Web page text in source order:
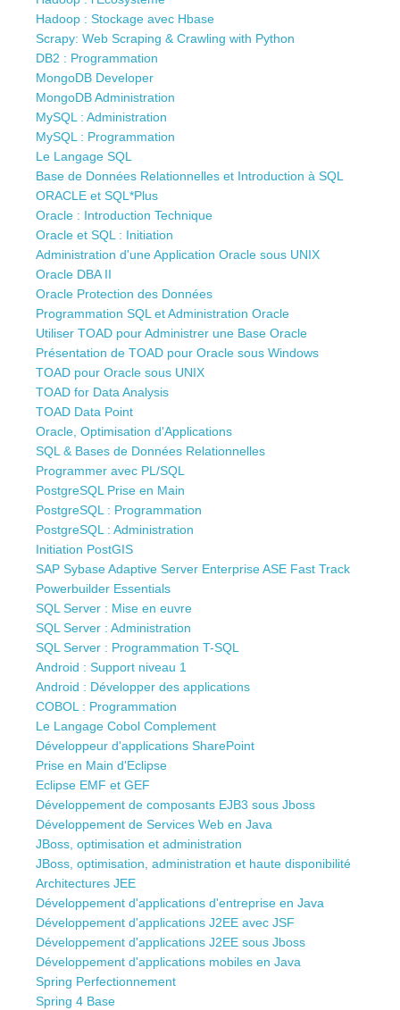
Hadoop : Stockage avec Hbase
Scrapy: Web Scraping & Crawling with Python
DB2 : Programmation
MongoDB Developer
MongoDB Administration
MySQL : Administration
MySQL : Programmation
Le Langage SQL
Base de Données Relationnelles et Introduction à SQL
ORACLE et SQL*Plus
Oracle : Introduction Technique
Oracle et SQL : Initiation
Administration d'une Application Oracle sous UNIX
Oracle DBA II
Oracle Protection des Données
Programmation SQL et Administration Oracle
Utiliser TOAD pour Administrer une Base Oracle
Présentation de TOAD pour Oracle sous Windows
TOAD pour Oracle sous UNIX
TOAD for Data Analysis
TOAD Data Point
Oracle, Optimisation d'Applications
SQL & Bases de Données Relationnelles
Programmer avec PL/SQL
PostgreSQL Prise en Main
PostgreSQL : Programmation
PostgreSQL : Administration
Initiation PostGIS
SAP Sybase Adaptive Server Enterprise ASE Fast Track
Powerbuilder Essentials
SQL Server : Mise en euvre
SQL Server : Administration
SQL Server : Programmation T-SQL
Android : Support niveau 1
Android : Développer des applications
COBOL : Programmation
Le Langage Cobol Complement
Développeur d'applications SharePoint
Prise en Main d'Eclipse
Eclipse EMF et GEF
Développement de composants EJB3 sous Jboss
Développement de Services Web en Java
JBoss, optimisation et administration
JBoss, optimisation, administration et haute disponibilité
Architectures JEE
Développement d'applications d'entreprise en Java
Développement d'applications J2EE avec JSF
Développement d'applications J2EE sous Jboss
Développement d'applications mobiles en Java
Spring Perfectionnement
Spring 4 Base